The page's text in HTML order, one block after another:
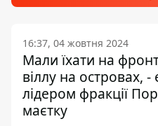
16:37, 04 жовтня 2024
Мали їхати на
віллу на островах,
лідером фракції
маєтку